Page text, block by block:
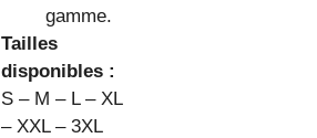
gamme.
Tailles
disponibles :
S – M – L – XL
– XXL – 3XL